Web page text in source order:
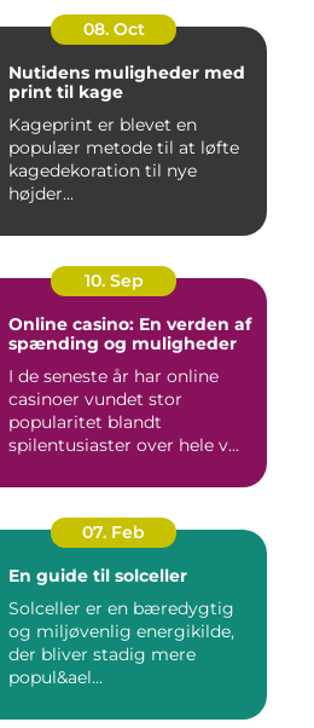
08. Oct
Nutidens muligheder med
print til kage
Kageprint er blevet en
populær metode til at løfte
kagedekoration til nye
højder...
10. Sep
Online casino: En verden af
spænding og muligheder
I de seneste år har online
casinoer vundet stor
popularitet blandt
spilentusiaster over hele v...
07. Feb
En guide til solceller
Solceller er en bæredygtig
og miljøvenlig energikilde,
der bliver stadig mere
popul&ael...